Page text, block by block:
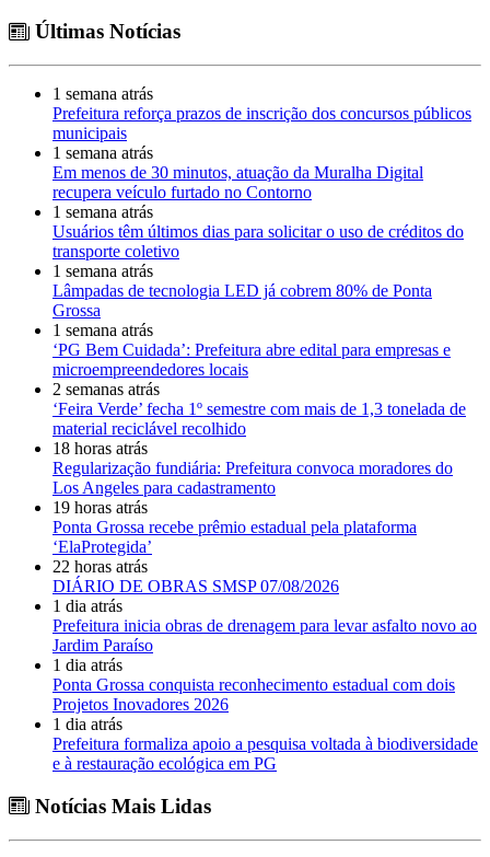
Últimas Notícias
1 semana atrás
Prefeitura reforça prazos de inscrição dos concursos públicos
municipais
1 semana atrás
Em menos de 30 minutos, atuação da Muralha Digital
recupera veículo furtado no Contorno
1 semana atrás
Usuários têm últimos dias para solicitar o uso de créditos do
transporte coletivo
1 semana atrás
Lâmpadas de tecnologia LED já cobrem 80% de Ponta
Grossa
1 semana atrás
‘PG Bem Cuidada’: Prefeitura abre edital para empresas e
microempreendedores locais
2 semanas atrás
‘Feira Verde’ fecha 1º semestre com mais de 1,3 tonelada de
material reciclável recolhido
18 horas atrás
Regularização fundiária: Prefeitura convoca moradores do
Los Angeles para cadastramento
19 horas atrás
Ponta Grossa recebe prêmio estadual pela plataforma
‘ElaProtegida’
22 horas atrás
DIÁRIO DE OBRAS SMSP 07/08/2026
1 dia atrás
Prefeitura inicia obras de drenagem para levar asfalto novo ao
Jardim Paraíso
1 dia atrás
Ponta Grossa conquista reconhecimento estadual com dois
Projetos Inovadores 2026
1 dia atrás
Prefeitura formaliza apoio a pesquisa voltada à biodiversidade
e à restauração ecológica em PG
Notícias Mais Lidas